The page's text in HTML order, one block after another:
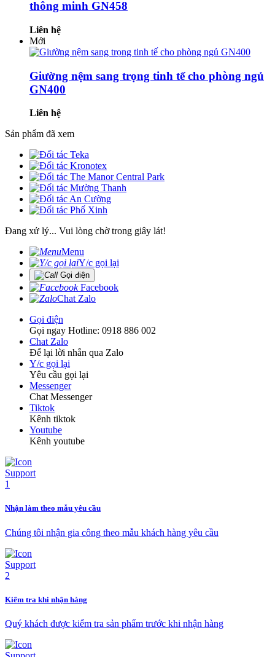
thông minh GN458
Liên hệ
Mới
Giường nệm sang trọng tinh tế cho phòng ngủ
GN400
Liên hệ
Sản phẩm đã xem
Đang xử lý... Vui lòng chờ trong giây lát!
Menu
Y/c gọi lại
Gọi điện
Facebook
Chat Zalo
Gọi điện
Gọi ngay Hotline: 0918 886 002
Chat Zalo
Để lại lời nhắn qua Zalo
Y/c gọi lại
Yêu cầu gọi lại
Messenger
Chat Messenger
Tiktok
Kênh tiktok
Youtube
Kênh youtube
Nhận làm theo mẫu yêu cầu
Chúng tôi nhận gia công theo mẫu khách hàng yêu cầu
Kiểm tra khi nhận hàng
Quý khách được kiểm tra sản phẩm trước khi nhận hàng